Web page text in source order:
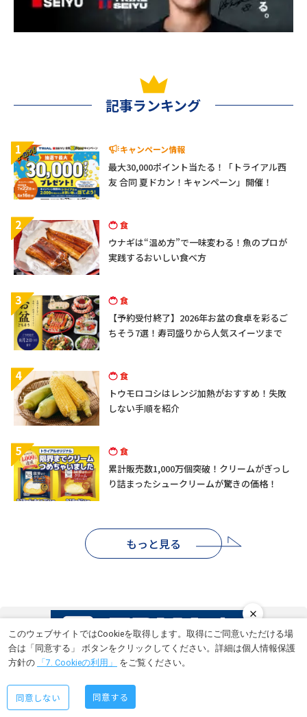
このウェブサイトではCookieを取得します。取得にご同意いただける場
合は「同意する」 ボタンをクリックしてください。詳細は個人情報保護
方針の
「7. Cookieの利用」 をご覧ください。
同意しない 同意する
記事ランキング
1 キャンペーン情報
最大30,000ポイント当たる！「トライアル西
友 合同 夏ドカン！キャンペーン」開催！
2 食
ウナギは“温め方”で一味変わる！魚のプロが
実践するおいしい食べ方
3 食
【予約受付終了】2026年お盆の食卓を彩るご
ちそう7選！寿司盛りから人気スイーツまで
4 食
トウモロコシはレンジ加熱がおすすめ！失敗
しない手順を紹介
5 食
累計販売数1,000万個突破！クリームがぎっし
り詰まったシュークリームが驚きの価格！
もっと見る
人気キーワード
肉 (87)
飲料 (71)